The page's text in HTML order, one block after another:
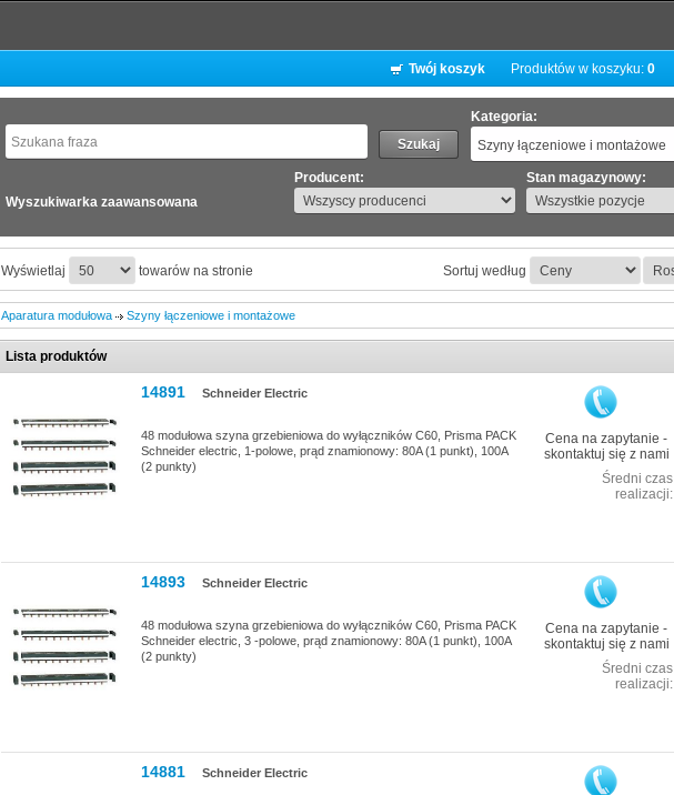
Twój koszyk Produktów w koszyku: 0
Kategoria:
Wyszukiwarka zaawansowana
Producent: Stan magazynowy:
Wyświetlaj towarów na stronie Sortuj według
Aparatura modułowa Szyny łączeniowe i montażowe
Lista produktów
14891 Schneider Electric
48 modułowa szyna grzebieniowa do wyłączników C60, Prisma PACK
Schneider electric, 1-polowe, prąd znamionowy: 80A (1 punkt), 100A
(2 punkty)
Cena na zapytanie -
skontaktuj się z nami
Średni czas
realizacji:
14893 Schneider Electric
48 modułowa szyna grzebieniowa do wyłączników C60, Prisma PACK
Schneider electric, 3 -polowe, prąd znamionowy: 80A (1 punkt), 100A
(2 punkty)
Cena na zapytanie -
skontaktuj się z nami
Średni czas
realizacji:
14881 Schneider Electric